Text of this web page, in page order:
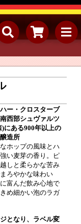
ー・クロスターブ
西部シュヴァルツ
にある900年以上の
造所
ホップの風味とハ
い麦芽の香り。ピ
しと柔らかな苦み
ろやかな味わい
富んだ飲み心地で
め細かい泡のラガ
となり、ラベル変